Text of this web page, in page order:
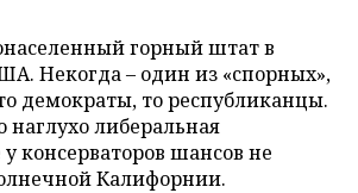
горный штат в
Некогда – один из «спорных»,
демократы, то республиканцы.
наглухо либеральная
консерваторов шансов не
Калифорнии.